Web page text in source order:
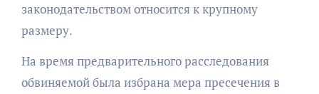
законодательством относится к крупному
размеру.
На время предварительного расследования
обвиняемой была избрана мера пресечения в